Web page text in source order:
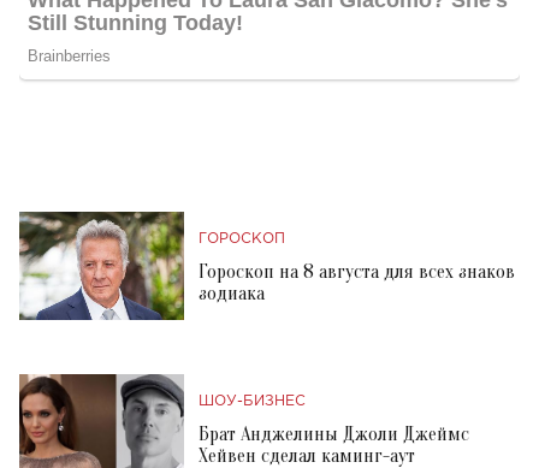
ГОРОСКОП
Гороскоп на 8 августа для всех знаков
зодиака
ШОУ-БИЗНЕС
Брат Анджелины Джоли Джеймс
Хейвен сделал каминг-аут